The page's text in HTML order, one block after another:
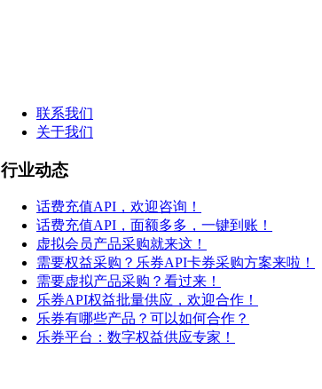
联系我们
关于我们
行业动态
话费充值API，欢迎咨询！
话费充值API，面额多多，一键到账！
虚拟会员产品采购就来这！
需要权益采购？乐券API卡券采购方案来啦！
需要虚拟产品采购？看过来！
乐券API权益批量供应，欢迎合作！
乐券有哪些产品？可以如何合作？
乐券平台：数字权益供应专家！